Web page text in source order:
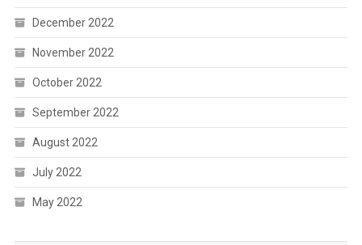
December 2022
November 2022
October 2022
September 2022
August 2022
July 2022
May 2022